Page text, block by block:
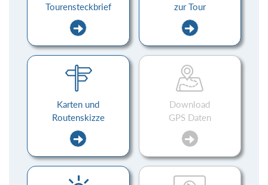
Tourensteckbrief
zur Tour
Karten und
Routenskizze
Download
GPS Daten